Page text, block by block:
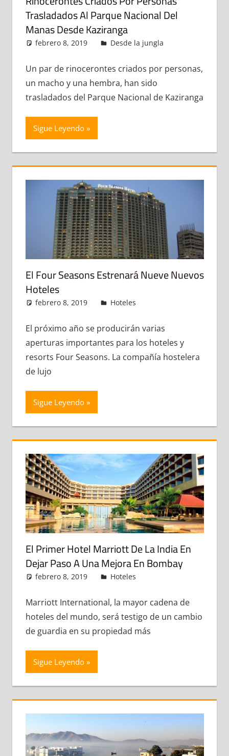
Trasladados Al Parque Nacional Del
Manas Desde Kaziranga
febrero 8, 2019 admin
Desde la jungla
Un par de rinocerontes criados por personas,
un macho y una hembra, han sido
trasladados del Parque Nacional de Kaziranga
Sigue Leyendo
El Four Seasons Estrenará Nueve Nuevos
Hoteles
febrero 8, 2019 admin
Hoteles
El próximo año se producirán varias
aperturas importantes para los hoteles y
resorts Four Seasons. La compañía hostelera
de lujo
Sigue Leyendo
El Primer Hotel Marriott De La India En
Dejar Paso A Una Mejora En Bombay
febrero 8, 2019 admin
Hoteles
Marriott International, la mayor cadena de
hoteles del mundo, será testigo de un cambio
de guardia en su propiedad más
Sigue Leyendo